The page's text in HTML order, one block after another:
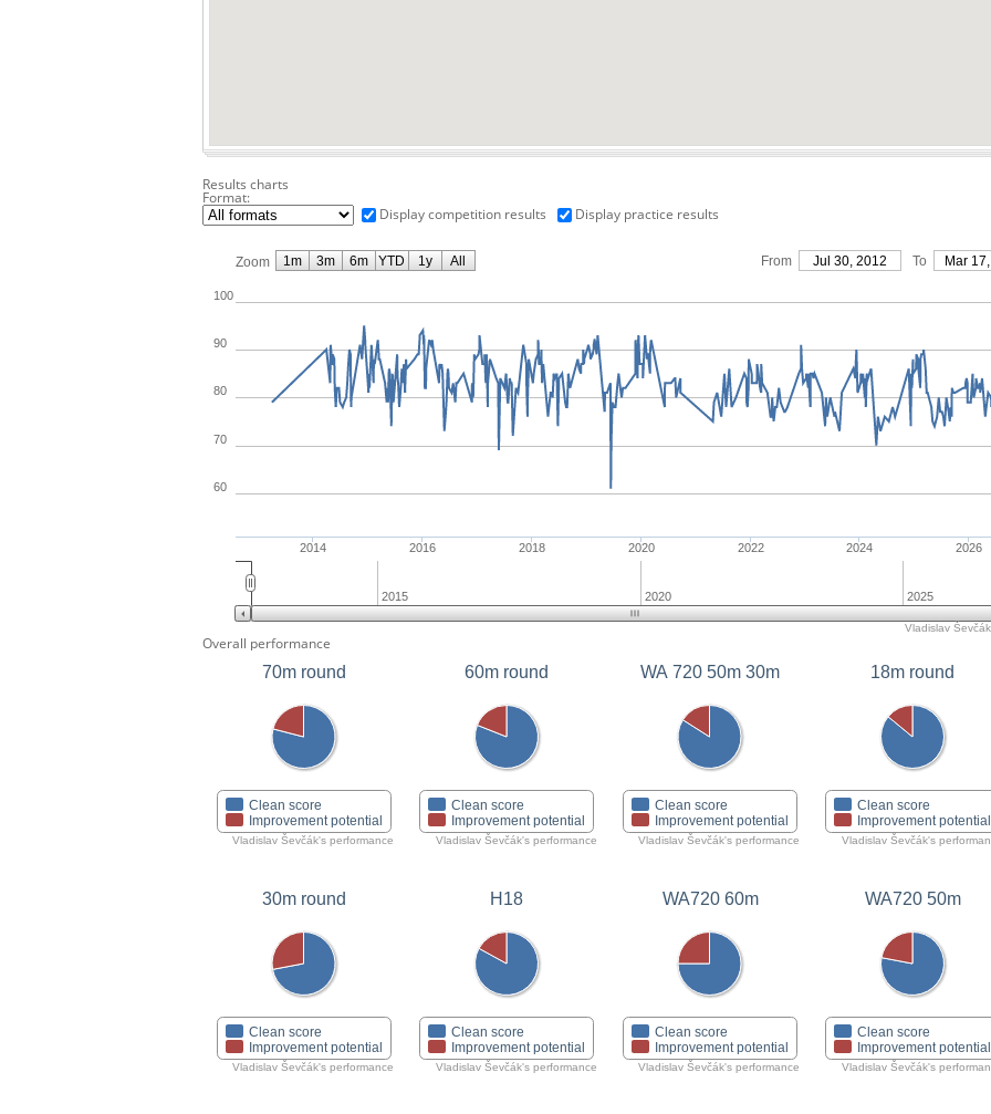
Results charts
Format:
Display competition results
Display practice results
Zoom From Jul 30, 2012 To Mar
2014 2016 2018 2020 2022 2024 2026
60
70
80
90
100
2015 2020 2025
1m 3m 6m YTD 1y All
Vladislav
Overall performance
70m round
Clean score
Improvement potential
Vladislav Ševčák's performance
60m round
Clean score
Improvement potential
Vladislav Ševčák's performance
WA 720 50m 30m
Clean score
Improvement potential
Vladislav Ševčák's performance
18m round
Clean score
Improvement potential
Vladislav Ševčák's
30m round
Clean score
Improvement potential
Vladislav Ševčák's performance
H18
Clean score
Improvement potential
Vladislav Ševčák's performance
WA720 60m
Clean score
Improvement potential
Vladislav Ševčák's performance
WA720 50m
Clean score
Improvement potential
Vladislav Ševčák's